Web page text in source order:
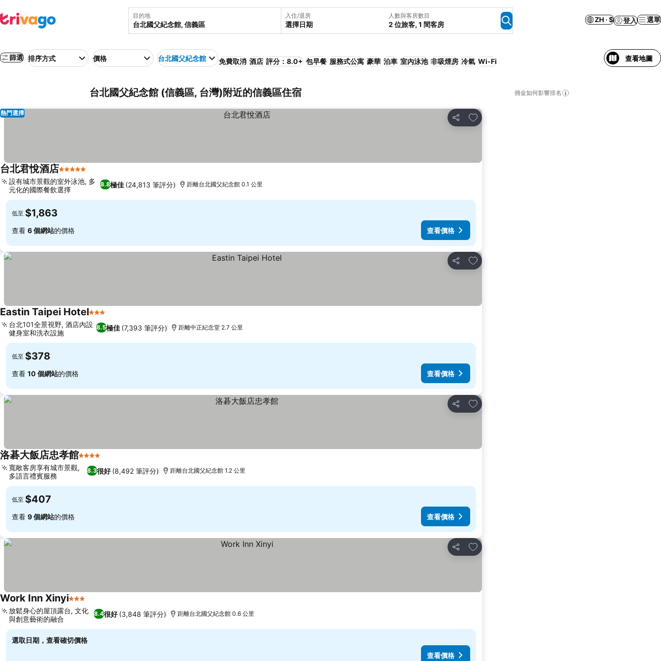
目的地 入住/退房
選擇日期
人數與客房數目
2 位旅客, 1 間客房
ZH · $ 登入 選單
篩選 排序方式 價格 台北國父紀念館 免費取消 酒店 評分：8.0+ 包早餐 服務式公寓 豪華 泊車 室內泳池 非吸煙房 冷氣 Wi-Fi 查看地圖
台北國父紀念館 (信義區, 台灣)附近的信義區住宿 佣金如何影響排名
分享
放到收藏夾
熱門選擇
台北君悅酒店5 星級
8.8極佳 (24,813 筆評分)
設有城市景觀的室外泳池, 多
元化的國際餐飲選擇
距離台北國父紀念館 0.1 公里
低至 $1,863
查看 6 個網站的價格 查看價格
分享
放到收藏夾
Eastin Taipei Hotel3 星級
8.5極佳 (7,393 筆評分)
台北101全景視野, 酒店內設
健身室和洗衣設施
距離中正紀念堂 2.7 公里
低至 $378
查看 10 個網站的價格 查看價格
分享
放到收藏夾
洛碁大飯店忠孝館4 星級
8.3很好 (8,492 筆評分)
寬敞客房享有城市景觀,
多語言禮賓服務
距離台北國父紀念館 1.2 公里
低至 $407
查看 9 個網站的價格 查看價格
分享
放到收藏夾
Work Inn Xinyi3 星級
8.4很好 (3,848 筆評分)
放鬆身心的屋頂露台, 文化
與創意藝術的融合
距離台北國父紀念館 0.6 公里
選取日期，查看確切價格
查看價格